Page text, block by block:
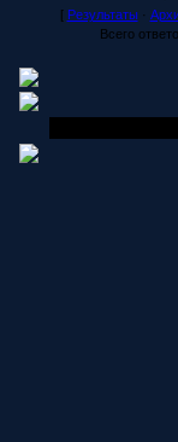
[ Результаты·
Всего